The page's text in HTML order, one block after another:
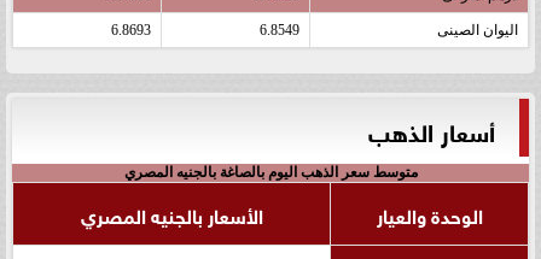
اليوان الصينى 6.8549
6.8693
أسعار الذهب
متوسط سعر الذهب اليوم بالصاغة بالجنيه المصري
الوحدة والعيار
الأسعار بالجنيه المصري